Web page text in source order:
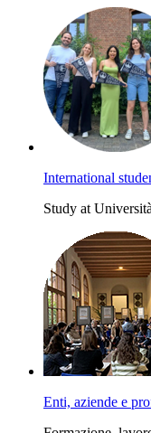
International
Study at
Enti, aziende e